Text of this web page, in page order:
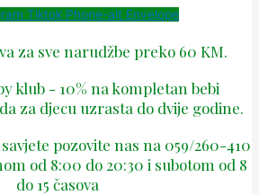
Tiktok Phone-alt Envelope
za sve narudžbe preko 60 KM.
klub - 10% na kompletan bebi
za djecu uzrasta do dvije godine.
pozovite nas na 059/260-410
od 8:00 do 20:30 i subotom od 8
do 15 časova